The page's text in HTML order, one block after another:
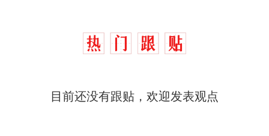
目前还没有跟贴，欢迎发表观点
热
十多万人报名的考试，成绩
家，刚改国名，总统就邀请中